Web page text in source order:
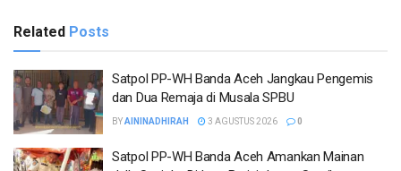
Related Posts
Satpol PP-WH Banda Aceh Jangkau Pengemis
dan Dua Remaja di Musala SPBU
BYAININADHIRAH 3 AGUSTUS 2026 0
Satpol PP-WH Banda Aceh Amankan Mainan